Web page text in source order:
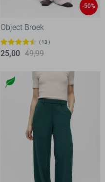
-50%
Object Broek
13
25,00 49,99